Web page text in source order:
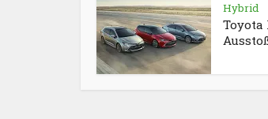
Hybrid
Toyota